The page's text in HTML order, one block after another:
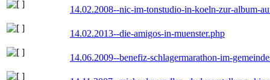
14.02.2008--nic-im-tonstudio-in-koeln-zur-album-
14.02.2013--die-amigos-in-muenster.php
14.06.2009--benefiz-schlagermarathon-im-